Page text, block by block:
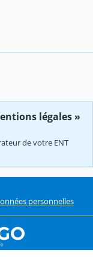
légales »
de votre ENT
personnelles